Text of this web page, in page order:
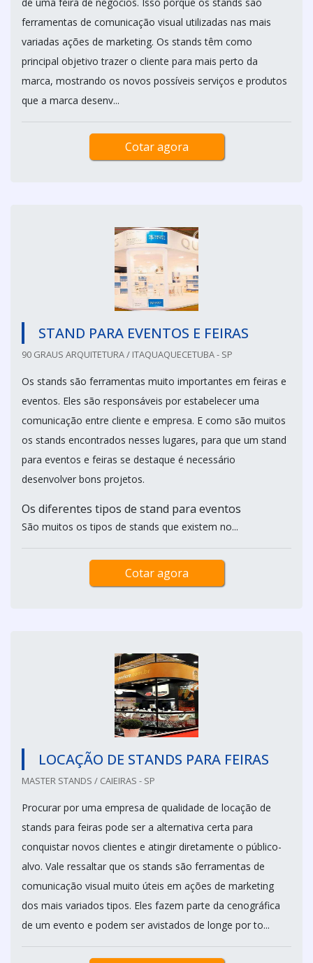
ferramentas de comunicação visual utilizadas nas mais
variadas ações de marketing. Os stands têm como
principal objetivo trazer o cliente para mais perto da
marca, mostrando os novos possíveis serviços e produtos
que a marca desenv...
Cotar agora
STAND PARA EVENTOS E FEIRAS
90 GRAUS ARQUITETURA / ITAQUAQUECETUBA - SP
Os stands são ferramentas muito importantes em feiras e
eventos. Eles são responsáveis por estabelecer uma
comunicação entre cliente e empresa. E como são muitos
os stands encontrados nesses lugares, para que um stand
para eventos e feiras se destaque é necessário
desenvolver bons projetos.
Os diferentes tipos de stand para eventos
São muitos os tipos de stands que existem no...
Cotar agora
LOCAÇÃO DE STANDS PARA FEIRAS
MASTER STANDS / CAIEIRAS - SP
Procurar por uma empresa de qualidade de locação de
stands para feiras pode ser a alternativa certa para
conquistar novos clientes e atingir diretamente o público-
alvo. Vale ressaltar que os stands são ferramentas de
comunicação visual muito úteis em ações de marketing
dos mais variados tipos. Eles fazem parte da cenográfica
de um evento e podem ser avistados de longe por to...